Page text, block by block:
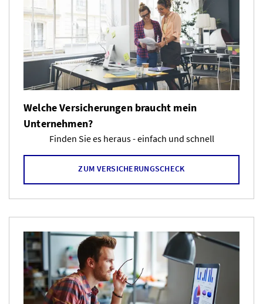
Welche Versicherungen braucht mein
Unternehmen?
Finden Sie es heraus - einfach und schnell
ZUM VERSICHERUNGSCHECK